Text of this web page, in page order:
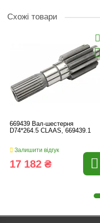
Схожі товари
669439 Вал-шестерня
D74*264.5 CLAAS, 669439.1
Залишити відгук
17 182 ₴